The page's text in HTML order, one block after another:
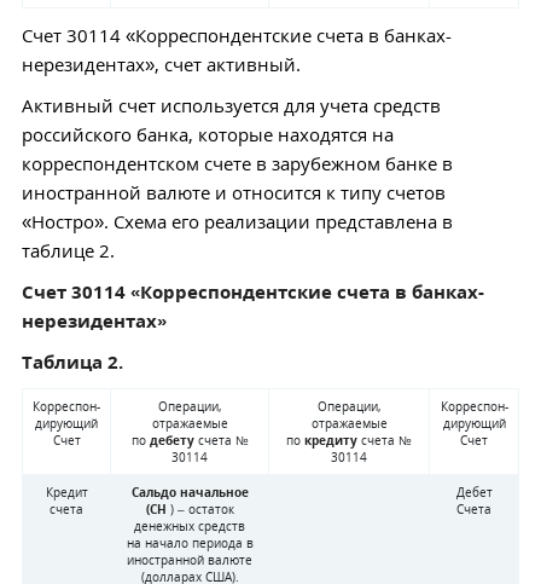
Счет 30114 «Корреспондентские счета в банках-
нерезидентах», счет активный.
Активный счет используется для учета средств
российского банка, которые находятся на
корреспондентском счете в зарубежном банке в
иностранной валюте и относится к типу счетов
«Ностро». Схема его реализации представлена в
таблице 2.
Счет 30114 «Корреспондентские счета в банках-
нерезидентах»
Таблица 2.
Корреспон­
дирующий
Счет
Операции,
отражаемые
по дебетусчета №
30114
Операции,
отражаемые
по кредиту счета №
30114
Корреспон­
дирующий
Счет
Кредит
счета
Сальдо начальное
(СН ) – остаток
денежных средств
на начало периода в
иностранной валюте
(долларах США).
Дебет
Счета